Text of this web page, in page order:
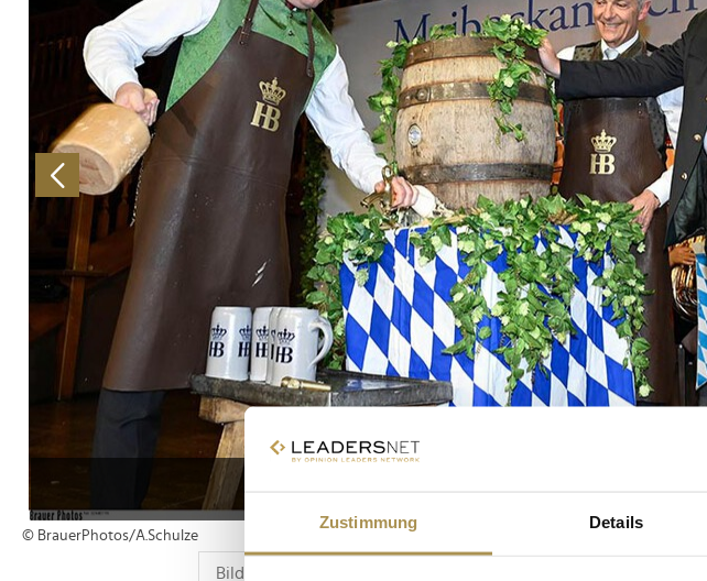
Zustimmung Details
© BrauerPhotos/A.Schulze